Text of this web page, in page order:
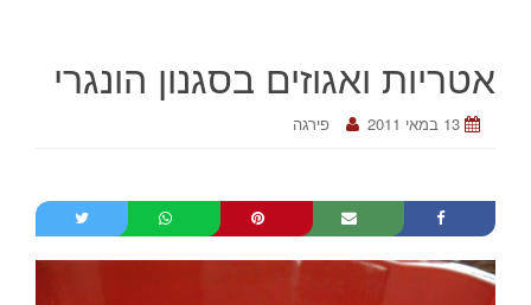
אטריות ואגוזים בסגנון הונגרי
13 במאי 2011 פירגה